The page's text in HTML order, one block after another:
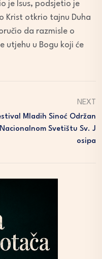
je Isus, podsjetio je
Krist otkrio tajnu Duha
da razmisle o
utjehu u Bogu koji će
NEXT
Mladih Sinoć Održan
Svetištu Sv. J
Osipa